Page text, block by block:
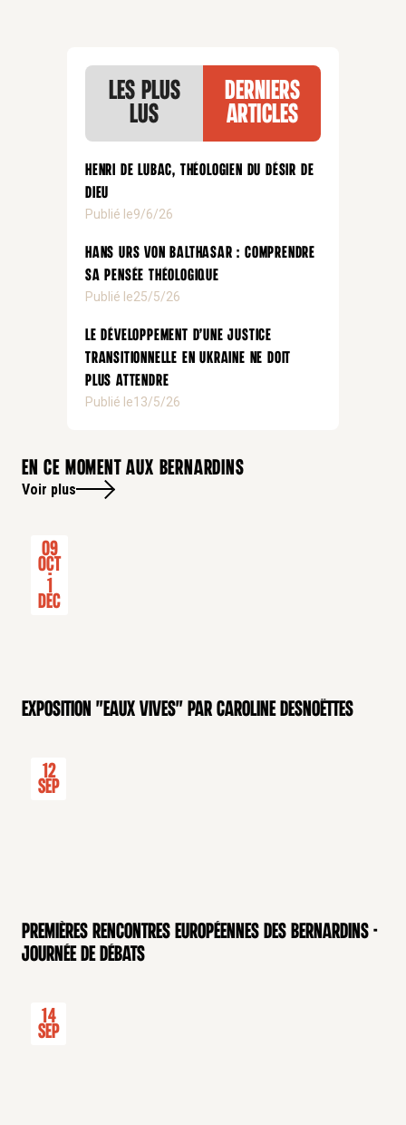
Les plus
lus
Derniers
articles
Henri de Lubac, théologien du désir de
Dieu
Publié le9/6/26
Hans Urs von Balthasar : comprendre
sa pensée théologique
Publié le25/5/26
Le développement d’une justice
transitionnelle en Ukraine ne doit
plus attendre
Publié le13/5/26
En ce moment aux bernardins
Voir plus
09
Oct
-
1
Dec
Exposition "Eaux Vives" par Caroline Desnoëttes
12
Sep
Premières rencontres européennes des Bernardins -
Journée de débats
14
Sep